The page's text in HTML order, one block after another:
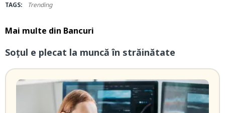
TAGS: Trending
Mai multe din Bancuri
Soțul e plecat la muncă în străinătate